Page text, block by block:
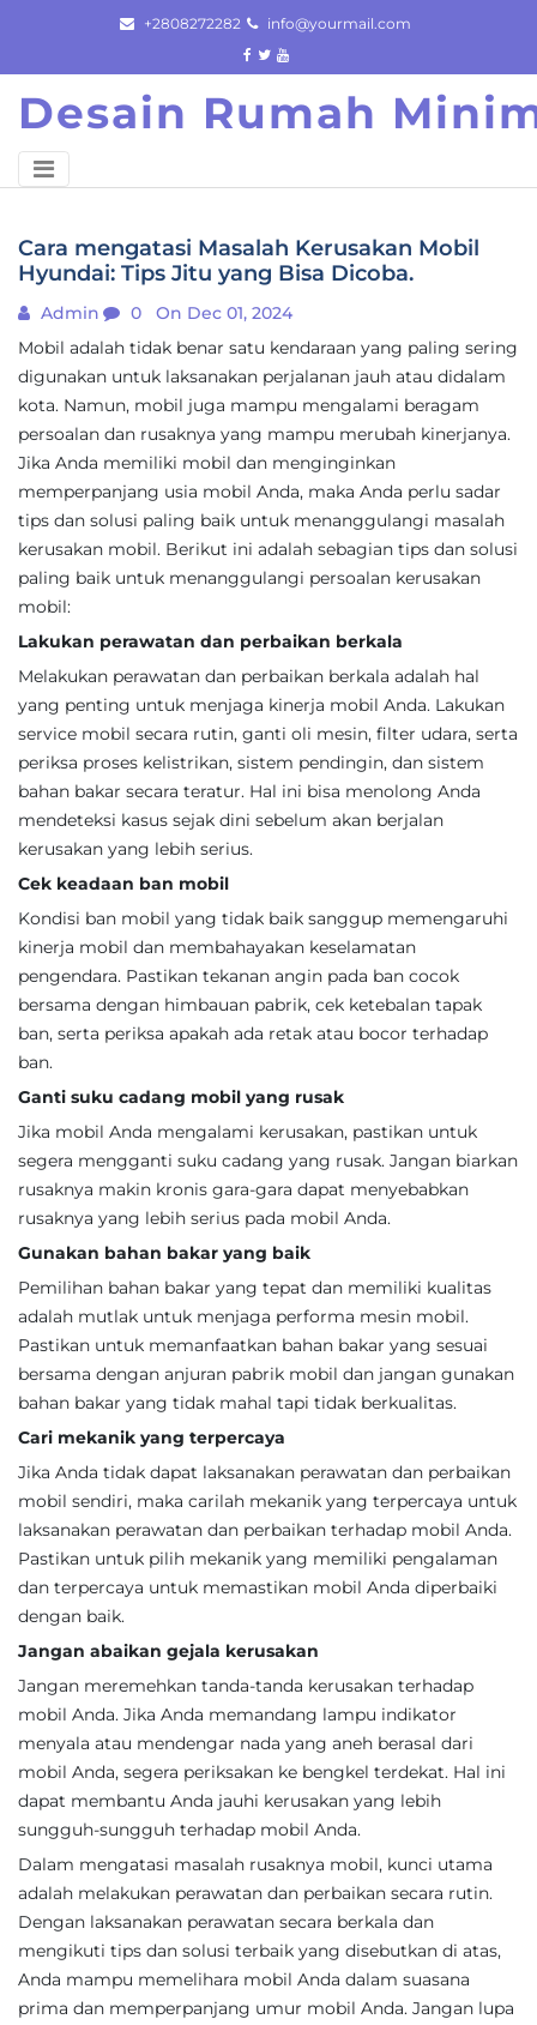
content
+2808272282 info@yourmail.com
Desain Rumah
Cara mengatasi Masalah Kerusakan Mobil
Hyundai: Tips Jitu yang Bisa Dicoba.
Admin 0
On Dec 01, 2024
Mobil adalah tidak benar satu kendaraan yang paling sering
digunakan untuk laksanakan perjalanan jauh atau didalam
kota. Namun, mobil juga mampu mengalami beragam
persoalan dan rusaknya yang mampu merubah kinerjanya.
Jika Anda memiliki mobil dan menginginkan
memperpanjang usia mobil Anda, maka Anda perlu sadar
tips dan solusi paling baik untuk menanggulangi masalah
kerusakan mobil. Berikut ini adalah sebagian tips dan solusi
paling baik untuk menanggulangi persoalan kerusakan
mobil:
Lakukan perawatan dan perbaikan berkala
Melakukan perawatan dan perbaikan berkala adalah hal
yang penting untuk menjaga kinerja mobil Anda. Lakukan
service mobil secara rutin, ganti oli mesin, filter udara, serta
periksa proses kelistrikan, sistem pendingin, dan sistem
bahan bakar secara teratur. Hal ini bisa menolong Anda
mendeteksi kasus sejak dini sebelum akan berjalan
kerusakan yang lebih serius.
Cek keadaan ban mobil
Kondisi ban mobil yang tidak baik sanggup memengaruhi
kinerja mobil dan membahayakan keselamatan
pengendara. Pastikan tekanan angin pada ban cocok
bersama dengan himbauan pabrik, cek ketebalan tapak
ban, serta periksa apakah ada retak atau bocor terhadap
ban.
Ganti suku cadang mobil yang rusak
Jika mobil Anda mengalami kerusakan, pastikan untuk
segera mengganti suku cadang yang rusak. Jangan biarkan
rusaknya makin kronis gara-gara dapat menyebabkan
rusaknya yang lebih serius pada mobil Anda.
Gunakan bahan bakar yang baik
Pemilihan bahan bakar yang tepat dan memiliki kualitas
adalah mutlak untuk menjaga performa mesin mobil.
Pastikan untuk memanfaatkan bahan bakar yang sesuai
bersama dengan anjuran pabrik mobil dan jangan gunakan
bahan bakar yang tidak mahal tapi tidak berkualitas.
Cari mekanik yang terpercaya
Jika Anda tidak dapat laksanakan perawatan dan perbaikan
mobil sendiri, maka carilah mekanik yang terpercaya untuk
laksanakan perawatan dan perbaikan terhadap mobil Anda.
Pastikan untuk pilih mekanik yang memiliki pengalaman
dan terpercaya untuk memastikan mobil Anda diperbaiki
dengan baik.
Jangan abaikan gejala kerusakan
Jangan meremehkan tanda-tanda kerusakan terhadap
mobil Anda. Jika Anda memandang lampu indikator
menyala atau mendengar nada yang aneh berasal dari
mobil Anda, segera periksakan ke bengkel terdekat. Hal ini
dapat membantu Anda jauhi kerusakan yang lebih
sungguh-sungguh terhadap mobil Anda.
Dalam mengatasi masalah rusaknya mobil, kunci utama
adalah melakukan perawatan dan perbaikan secara rutin.
Dengan laksanakan perawatan secara berkala dan
mengikuti tips dan solusi terbaik yang disebutkan di atas,
Anda mampu memelihara mobil Anda dalam suasana
prima dan memperpanjang umur mobil Anda. Jangan lupa